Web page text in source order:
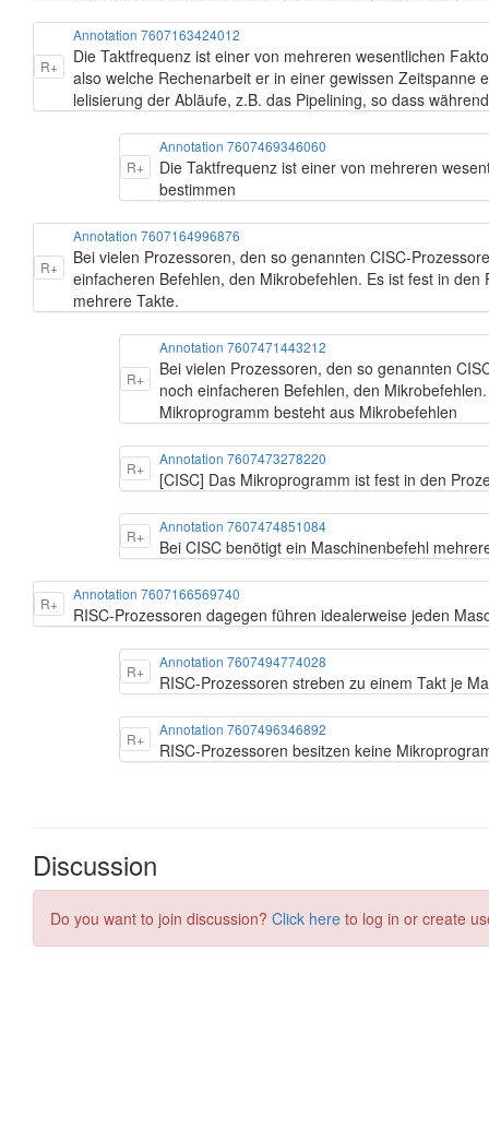
R+
Annotation 7607163424012
Die Taktfrequenz ist einer von mehreren wesentlichen
also welche Rechenarbeit er in einer gewissen
lelisierung der Abläufe, z.B. das Pipelining, so dass
R+
Annotation 7607469346060
Die Taktfrequenz ist einer von mehreren
bestimmen
R+
Annotation 7607164996876
Bei vielen Prozessoren, den so genannten CISC-
einfacheren Befehlen, den Mikrobefehlen. Es ist fest in
mehrere Takte.
R+
Annotation 7607471443212
Bei vielen Prozessoren, den so genannten
noch einfacheren Befehlen, den
Mikroprogramm besteht aus Mikrobefehlen
R+
Annotation 7607473278220
[CISC] Das Mikroprogramm ist fest in den
R+
Annotation 7607474851084
Bei CISC benötigt ein Maschinenbefehl
R+
Annotation 7607166569740
RISC-Prozessoren dagegen führen idealerweise jeden
R+
Annotation 7607494774028
RISC-Prozessoren streben zu einem Takt je
R+
Annotation 7607496346892
RISC-Prozessoren besitzen keine
Discussion
Do you want to join discussion? Click here to log in or create